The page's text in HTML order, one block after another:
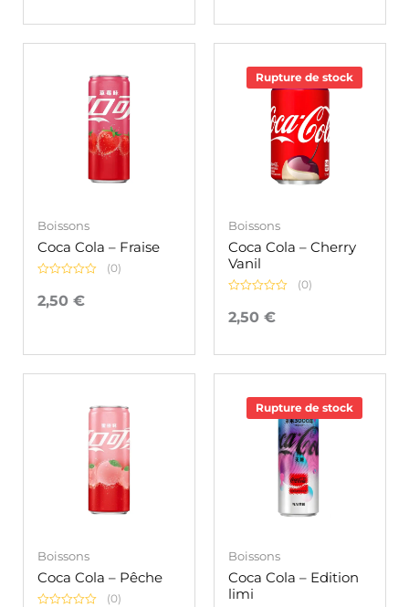
Boissons
Coca Cola – Fraise
0
sur
(0)
2,50 €
Rupture de stock
Boissons
Coca Cola – Cherry
Vanil
0
sur
(0)
2,50 €
Boissons
Coca Cola – Pêche
(0)
Rupture de stock
Boissons
Coca Cola – Edition
limi